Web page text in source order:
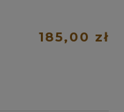
185,00 zł